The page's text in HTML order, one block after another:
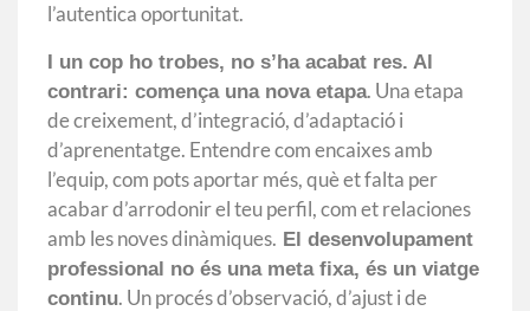
l’autentica oportunitat.
I un cop ho trobes, no s’ha acabat res. Al
contrari: comença una nova etapa. Una etapa
de creixement, d’integració, d’adaptació i
d’aprenentatge. Entendre com encaixes amb
l’equip, com pots aportar més, què et falta per
acabar d’arrodonir el teu perfil, com et relaciones
amb les noves dinàmiques. El desenvolupament
professional no és una meta fixa, és un viatge
continu. Un procés d’observació, d’ajust i de